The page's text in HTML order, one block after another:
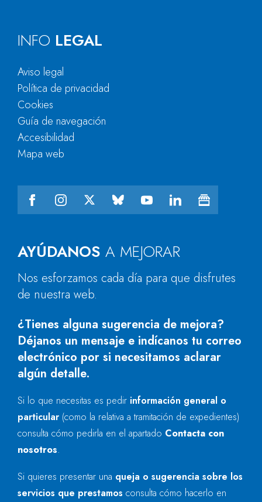
AYÚDANOS A MEJORAR
Nos esforzamos cada día para que disfrutes
de nuestra web.
¿Tienes alguna sugerencia de mejora?
Déjanos un mensaje e indícanos tu correo
electrónico por si necesitamos aclarar
algún detalle.
Si lo que necesitas es pedir información general o
particular (como la relativa a tramitación de expedientes)
consulta cómo pedirla en el apartado Contacta con
nosotros.
Si quieres presentar una queja o sugerencia sobre los
servicios que prestamos consulta cómo hacerlo en
INFO LEGAL
Aviso legal
Política de privacidad
Cookies
Guía de navegación
Accesibilidad
Mapa web